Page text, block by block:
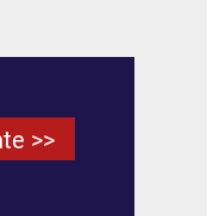
>>